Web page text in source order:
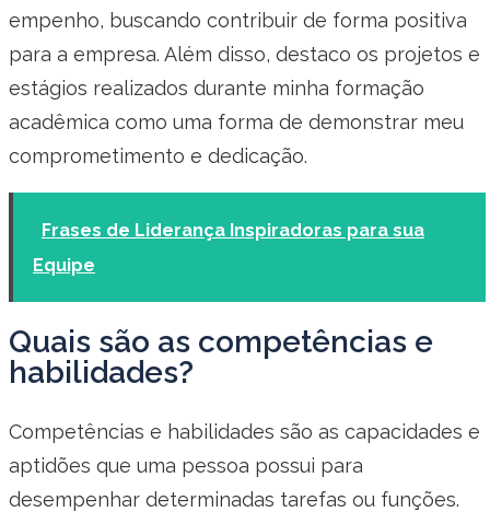
empenho, buscando contribuir de forma positiva
para a empresa. Além disso, destaco os projetos e
estágios realizados durante minha formação
acadêmica como uma forma de demonstrar meu
comprometimento e dedicação.
Frases de Liderança Inspiradoras para sua
Equipe
Quais são as competências e
habilidades?
Competências e habilidades são as capacidades e
aptidões que uma pessoa possui para
desempenhar determinadas tarefas ou funções.